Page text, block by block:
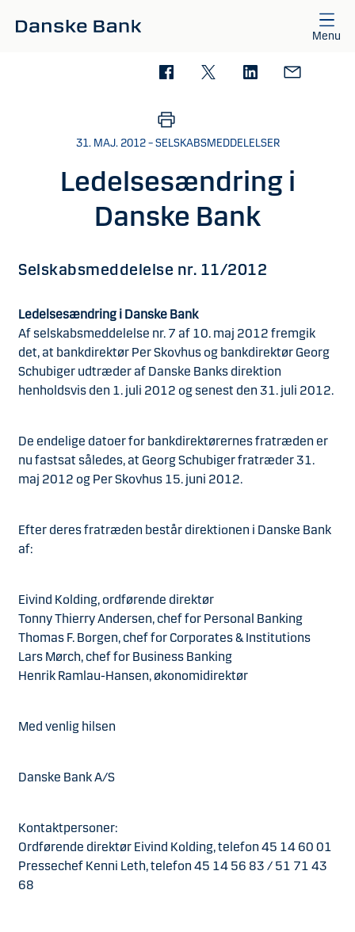
Menu
31. MAJ. 2012 – SELSKABSMEDDELELSER
Ledelsesændring i
Danske Bank
Selskabsmeddelelse nr. 11/2012
Ledelsesændring i Danske Bank
Af selskabsmeddelelse nr. 7 af 10. maj 2012 fremgik
det, at bankdirektør Per Skovhus og bankdirektør Georg
Schubiger udtræder af Danske Banks direktion
henholdsvis den 1. juli 2012 og senest den 31. juli 2012.
De endelige datoer for bankdirektørernes fratræden er
nu fastsat således, at Georg Schubiger fratræder 31.
maj 2012 og Per Skovhus 15. juni 2012.
Efter deres fratræden består direktionen i Danske Bank
af:
Eivind Kolding, ordførende direktør
Tonny Thierry Andersen, chef for Personal Banking
Thomas F. Borgen, chef for Corporates & Institutions
Lars Mørch, chef for Business Banking
Henrik Ramlau-Hansen, økonomidirektør
Med venlig hilsen
Danske Bank A/S
Kontaktpersoner:
Ordførende direktør Eivind Kolding, telefon 45 14 60 01
Pressechef Kenni Leth, telefon 45 14 56 83 / 51 71 43
68